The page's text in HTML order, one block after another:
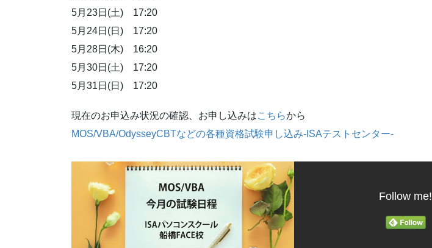
5月23日(土) 17:20
5月24日(日) 17:20
5月28日(木) 16:20
5月30日(土) 17:20
5月31日(日) 17:20
現在のお申込み状況の確認、お申し込みはこちらから
MOS/VBA/OdysseyCBTなどの各種資格試験申し込み-ISAテストセンター-
Follow me!